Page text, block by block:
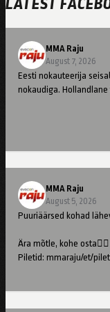
LATEST
MMA Raju
August 7, 2026
Eesti nokauteerija
nokaudiga.
MMA Raju
August 5, 2026
Puuriäärsed kohad
Ära mõtle, kohe osta👇🏻
Piletid: mmaraju/et/